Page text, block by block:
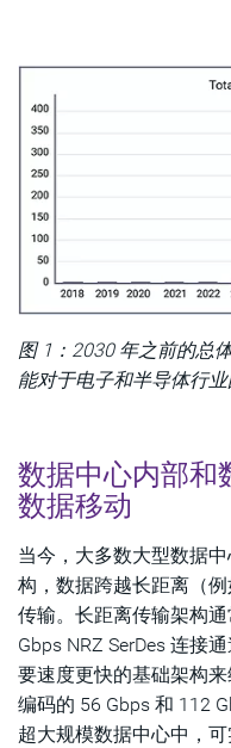
图 1：2030 年之前的总
能对于电子和半导体行业
数据中心内部和
数据移动
当今，大多数大型数据
构，数据跨越长距离（
传输。长距离传输架构
Gbps NRZ SerDes 连接
要速度更快的基础架构
编码的 56 Gbps 和 112
超大规模数据中心中，